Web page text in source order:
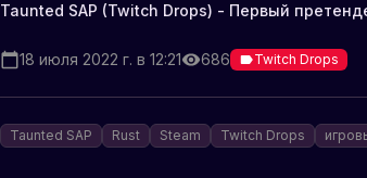
Taunted SAP (Twitch Drops) - Первый
18 июля 2022 г. в 12:21 686 Twitch Drops
Taunted SAP Rust Steam Twitch Drops